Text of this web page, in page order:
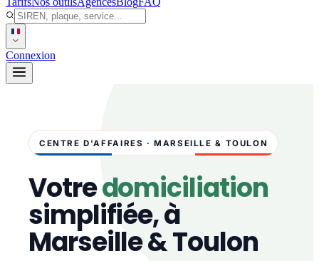
Connexion
CENTRE D'AFFAIRES · MARSEILLE & TOULON
Votredomiciliation
simplifiée, à
Marseille & Toulon